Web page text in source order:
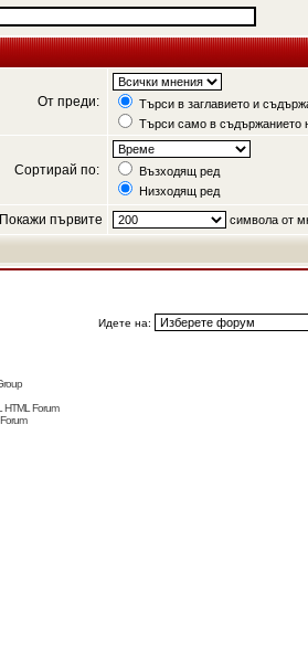
От преди:
Търси в заглавието и
Търси само в съдържанието
Сортирай по:
Възходящ ред
Низходящ ред
Покажи първите символа от
Идете на:
HTML Forum